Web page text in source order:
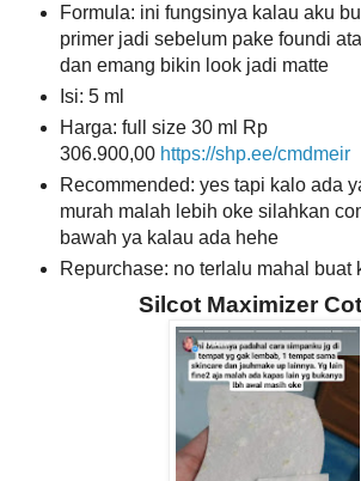
Formula: ini fungsinya kalau aku
primer jadi sebelum pake foundi
dan emang bikin look jadi matte
Isi: 5 ml
Harga: full size 30 ml Rp
306.900,00 https://shp.ee/cmdmeir
Recommended: yes tapi kalo ada
murah malah lebih oke silahkan
bawah ya kalau ada hehe
Repurchase: no terlalu mahal buat
Silcot Maximizer